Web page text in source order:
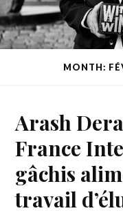
MONTH:
Arash
France
gâchis
travail